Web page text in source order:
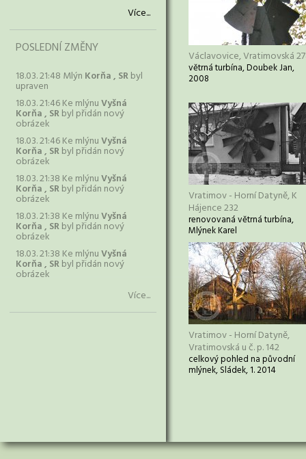
Více...
POSLEDNÍ ZMĚNY
18.03. 21:48 Mlýn Korňa , SRbyl
upraven
18.03. 21:46 Ke mlýnuVyšná
Korňa , SRbyl přidán nový
obrázek
18.03. 21:46 Ke mlýnuVyšná
Korňa , SRbyl přidán nový
obrázek
18.03. 21:38 Ke mlýnuVyšná
Korňa , SRbyl přidán nový
obrázek
18.03. 21:38 Ke mlýnuVyšná
Korňa , SRbyl přidán nový
obrázek
18.03. 21:38 Ke mlýnuVyšná
Korňa , SRbyl přidán nový
obrázek
Více...
Václavovice, Vratimovská
větrná turbína, Doubek Jan,
2008
Vratimov - Horní Datyně, K
Hájence 232
renovovaná větrná turbína,
Mlýnek Karel
Vratimov - Horní Datyně,
Vratimovská u č. p. 142
celkový pohled na původní
mlýnek, Sládek, 1. 2014